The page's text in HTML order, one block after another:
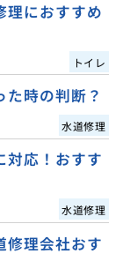
理におすすめ
トイレ
時の判断？
水道修理
対応！おすす
水道修理
修理会社おす